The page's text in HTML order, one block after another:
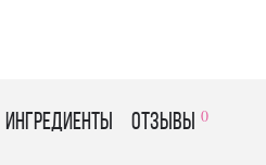
Ингредиенты отзывы 0